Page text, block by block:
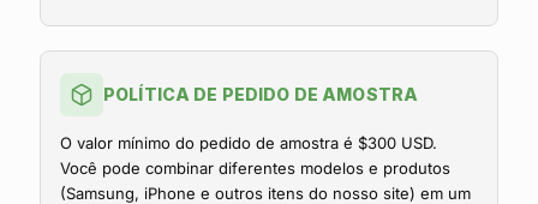
POLÍTICA DE PEDIDO DE AMOSTRA
O valor mínimo do pedido de amostra é $300 USD.
Você pode combinar diferentes modelos e produtos
(Samsung, iPhone e outros itens do nosso site) em um